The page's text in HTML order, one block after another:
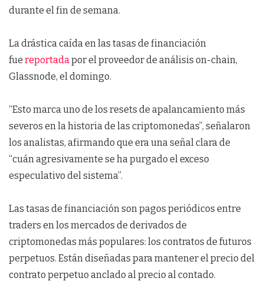
durante el fin de semana.
La drástica caída en las tasas de financiación
fue reportadapor el proveedor de análisis on-chain,
Glassnode, el domingo.
“Esto marca uno de los resets de apalancamiento más
severos en la historia de las criptomonedas”, señalaron
los analistas, afirmando que era una señal clara de
“cuán agresivamente se ha purgado el exceso
especulativo del sistema”.
Las tasas de financiación son pagos periódicos entre
traders en los mercados de derivados de
criptomonedas más populares: los contratos de futuros
perpetuos. Están diseñadas para mantener el precio del
contrato perpetuo anclado al precio al contado.